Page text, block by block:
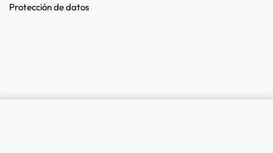
Protección de datos